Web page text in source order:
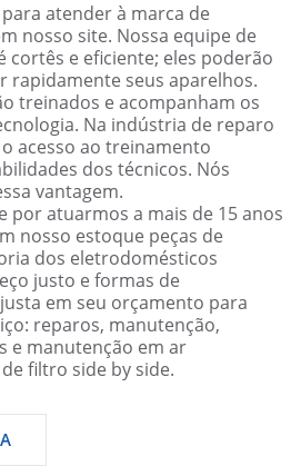
atender à marca de
nosso site. Nossa equipe de
cortês e eficiente; eles poderão
rapidamente seus aparelhos.
treinados e acompanham os
Na indústria de reparo
acesso ao treinamento
dos técnicos. Nós
vantagem.
por atuarmos a mais de 15 anos
nosso estoque peças de
dos eletrodomésticos
justo e formas de
em seu orçamento para
reparos, manutenção,
e manutenção em ar
filtro side by side.